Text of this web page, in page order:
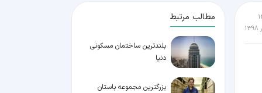
مطالب مرتبط
بلندترین ساختمان مسکونی
دنیا
بزرگترین مجموعه باستان